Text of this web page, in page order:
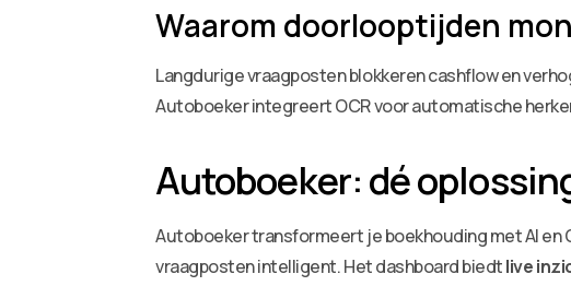
Waarom doorlooptijden
Langdurige vraagposten blokkeren cashflow en
Autoboeker integreert OCR voor automatische
Autoboeker: dé
Autoboeker transformeert je boekhouding met AI en
vraagposten intelligent. Het dashboard biedtlive